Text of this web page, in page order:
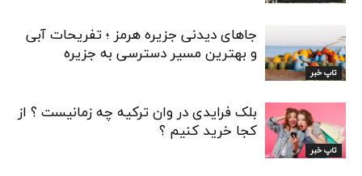
تاپ خبر
جاهای دیدنی جزیره هرمز ؛ تفریحات آبی
و بهترین مسیر دسترسی به جزیره
تاپ خبر
بلک فرایدی در وان ترکیه چه زمانیست ؟ از
کجا خرید کنیم ؟